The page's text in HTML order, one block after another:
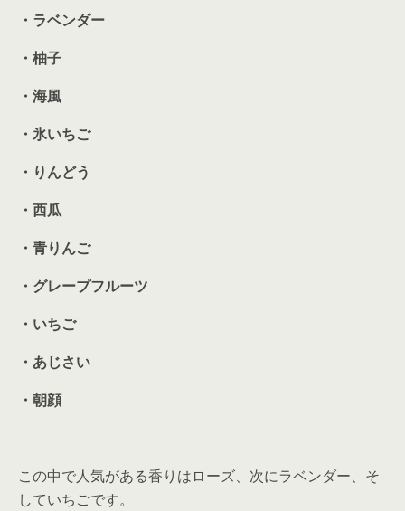
・ラベンダー
・柚子
・海風
・氷いちご
・りんどう
・西瓜
・青りんご
・グレープフルーツ
・いちご
・あじさい
・朝顔
この中で人気がある香りはローズ、次にラベンダー、そ
していちごです。